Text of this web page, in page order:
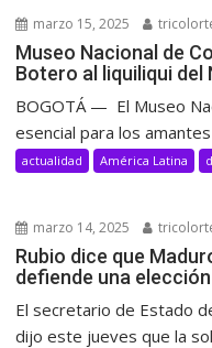
marzo 15, 2025
Museo Nacional de
Botero al liquiliqui del
BOGOTÁ — El Museo
esencial para los
actualidad América Latina
marzo 14, 2025
Rubio dice que
defiende una
El secretario de Estado
dijo este jueves que la